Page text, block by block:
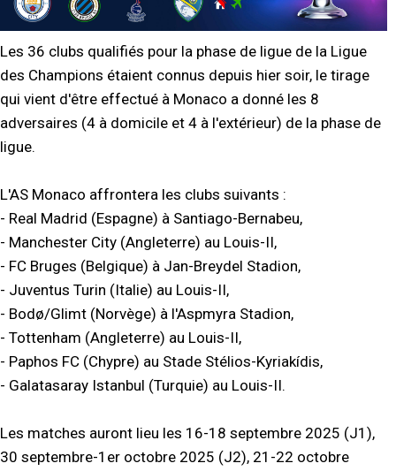
Les 36 clubs qualifiés pour la phase de ligue de la Ligue
des Champions étaient connus depuis hier soir, le tirage
qui vient d'être effectué à Monaco a donné les 8
adversaires (4 à domicile et 4 à l'extérieur) de la phase de
ligue.
L'AS Monaco affrontera les clubs suivants :
- Real Madrid (Espagne) à Santiago-Bernabeu,
- Manchester City (Angleterre) au Louis-II,
- FC Bruges (Belgique) à Jan-Breydel Stadion,
- Juventus Turin (Italie) au Louis-II,
- Bodø/Glimt (Norvège) à l'Aspmyra Stadion,
- Tottenham (Angleterre) au Louis-II,
- Paphos FC (Chypre) au Stade Stélios-Kyriakídis,
- Galatasaray Istanbul (Turquie) au Louis-II.
Les matches auront lieu les 16-18 septembre 2025 (J1),
30 septembre-1er octobre 2025 (J2), 21-22 octobre